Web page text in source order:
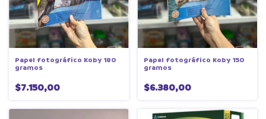
Papel fotográfico Koby 180
gramos
$7.150,00
Papel fotográfico Koby 150
gramos
$6.380,00